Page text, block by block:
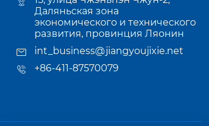
Даляньская зона
экономического и технического
развития, провинция Ляонин
int_business@jiangyoujixie.net
+86-411-87570079